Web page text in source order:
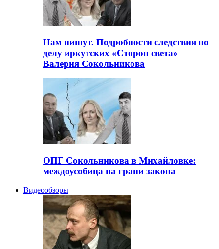
Нам пишут. Подробности следствия по
делу иркутских «Сторон света»
Валерия Сокольникова
ОПГ Сокольникова в Михайловке:
междоусобица на грани закона
Видеообзоры